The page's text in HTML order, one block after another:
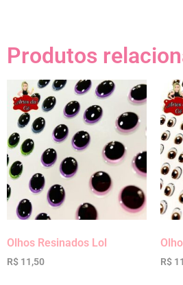
Produtos
Olhos Resinados Lol
R$ 11,50 R$